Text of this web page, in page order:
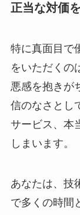
正当な対価
特に真面目で
をいただくの
悪感を抱きが
信のなさとし
サービス、本
しまいます。
あなたは、技
で多くの時間